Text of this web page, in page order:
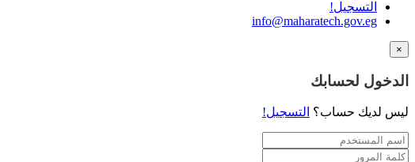
التسجيل!
info@maharatech.gov.eg
×
الدخول لحسابك
ليس لديك حساب؟ التسجيل!